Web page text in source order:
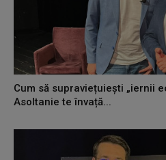
Cum să supraviețuiești „iernii
Asoltanie te învață...